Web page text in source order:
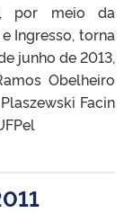
por meio da
Ingresso, torna
junho de 2013,
Obelheiro
Facin